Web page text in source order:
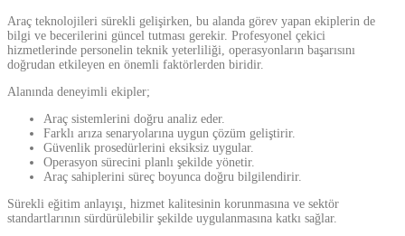
Araç teknolojileri sürekli gelişirken, bu alanda görev yapan ekiplerin de
bilgi ve becerilerini güncel tutması gerekir. Profesyonel çekici
hizmetlerinde personelin teknik yeterliliği, operasyonların başarısını
doğrudan etkileyen en önemli faktörlerden biridir.
Alanında deneyimli ekipler;
Araç sistemlerini doğru analiz eder.
Farklı arıza senaryolarına uygun çözüm geliştirir.
Güvenlik prosedürlerini eksiksiz uygular.
Operasyon sürecini planlı şekilde yönetir.
Araç sahiplerini süreç boyunca doğru bilgilendirir.
Sürekli eğitim anlayışı, hizmet kalitesinin korunmasına ve sektör
standartlarının sürdürülebilir şekilde uygulanmasına katkı sağlar.